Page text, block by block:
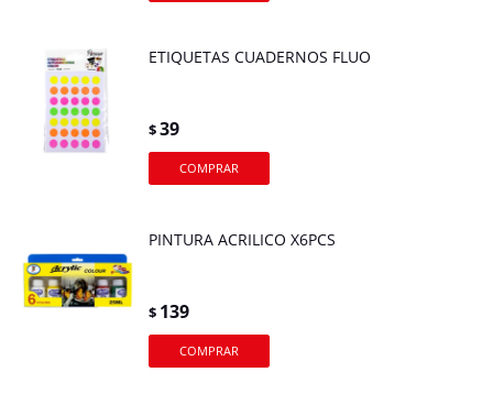
ETIQUETAS CUADERNOS FLUO
$39
PINTURA ACRILICO X6PCS
$ 139